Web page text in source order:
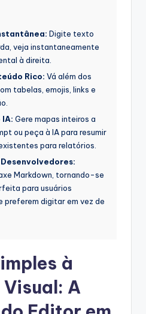
Digite texto
veja instantaneamente
à direita.
Rico: Vá além dos
tabelas, emojis, links e
Gere mapas inteiros a
ou peça à IA para resumir
para relatórios.
Markdown, tornando-se
para usuários
preferem digitar em vez de
à
A